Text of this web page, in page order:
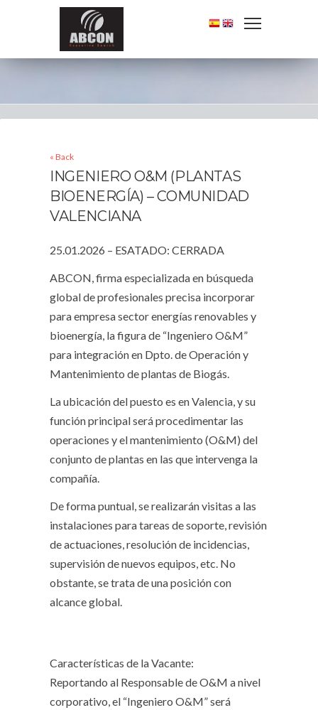
« Back
INGENIERO O&M (PLANTAS
BIOENERGÍA) – COMUNIDAD
VALENCIANA
25.01.2026 – ESATADO: CERRADA
ABCON, firma especializada en búsqueda
global de profesionales precisa incorporar
para empresa sector energías renovables y
bioenergía, la figura de “Ingeniero O&M”
para integración en Dpto. de Operación y
Mantenimiento de plantas de Biogás.
La ubicación del puesto es en Valencia, y su
función principal será procedimentar las
operaciones y el mantenimiento (O&M) del
conjunto de plantas en las que intervenga la
compañía.
De forma puntual, se realizarán visitas a las
instalaciones para tareas de soporte, revisión
de actuaciones, resolución de incidencias,
supervisión de nuevos equipos, etc. No
obstante, se trata de una posición con
alcance global.
Características de la Vacante:
Reportando al Responsable de O&M a nivel
corporativo, el “Ingeniero O&M” será